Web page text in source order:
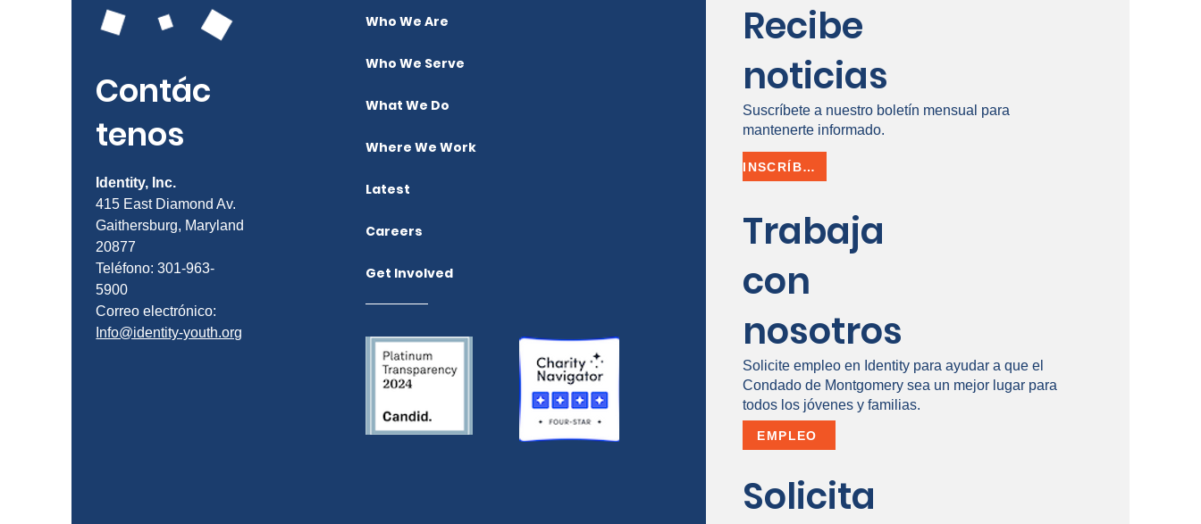
Contác
tenos
Identity, Inc.
415 East Diamond Av.
Gaithersburg, Maryland
20877
Teléfono: 301-963-
5900
Correo electrónico:
Info@identity-youth.org
Who We Are
Who We Serve
What We Do
Where We Work
Latest
Careers
Get Involved
Recibe
noticias
Suscríbete a nuestro boletín mensual para
mantenerte informado.
INSCRÍBETE
Trabaja
con
nosotros
Solicite empleo en Identity para ayudar a que el
Condado de Montgomery sea un mejor lugar para
todos los jóvenes y familias.
EMPLEO
Solicita